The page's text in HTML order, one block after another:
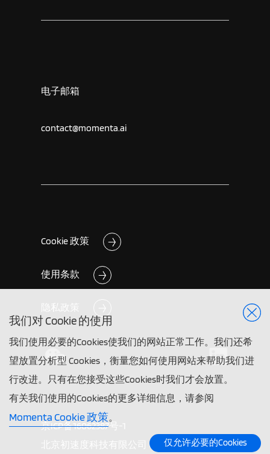
我们对 Cookie 的使用
我们使用必要的Cookies使我们的网站正常工作。我们还希
望放置分析型 Cookies，衡量您如何使用网站来帮助我们进
行改进。只有在您接受这些Cookies时我们才会放置。
有关我们使用的Cookies的更多详细信息，请参阅
Momenta Cookie 政策。
仅允许必要的Cookies
电子邮箱
contact@momenta.ai
Cookie 政策
使用条款
隐私政策
京ICP备16062387号-1
北京初速度科技有限公司 ©2026 Momenta. All